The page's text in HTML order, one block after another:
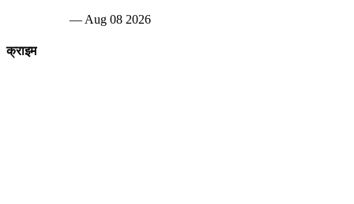
— Aug 08 2026
क्राइम